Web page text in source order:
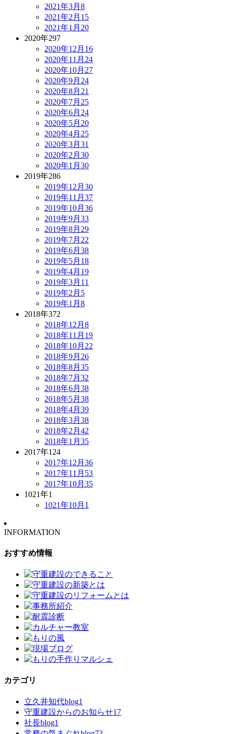
2021年3月 8
2021年2月 15
2021年1月 20
2020年297
2020年12月 16
2020年11月 24
2020年10月 27
2020年9月 24
2020年8月 21
2020年7月 25
2020年6月 24
2020年5月 20
2020年4月 25
2020年3月 31
2020年2月 30
2020年1月 30
2019年286
2019年12月 30
2019年11月 37
2019年10月 36
2019年9月 33
2019年8月 29
2019年7月 22
2019年6月 38
2019年5月 18
2019年4月 19
2019年3月 11
2019年2月 5
2019年1月 8
2018年372
2018年12月 8
2018年11月 19
2018年10月 22
2018年9月 26
2018年8月 35
2018年7月 32
2018年6月 38
2018年5月 38
2018年4月 39
2018年3月 38
2018年2月 42
2018年1月 35
2017年124
2017年12月 36
2017年11月 53
2017年10月 35
1021年1
1021年10月 1
INFORMATION
おすすめ情報
カテゴリ
立久井知代blog1
守重建設からのお知らせ17
社長blog1